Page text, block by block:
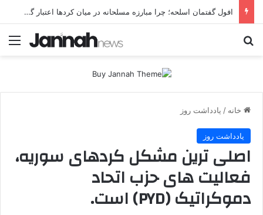
افول گفتمان اسلحه؛ چرا مبارزه مسلحانه در میان کردها اعتبار گذشته را ندارد؟
خانه / یادداشت روز
یادداشت روز
اصلی ترین مشکل کردهای سوریه،
فعالیت های حزب اتحاد
دموکراتیک (PYD) است.